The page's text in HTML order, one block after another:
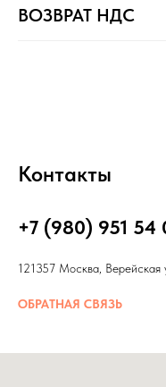
ВОЗВРАТ НДС
Контакты
+7 (980) 951 54
121357 Москва, Верейская
ОБРАТНАЯ СВЯЗЬ